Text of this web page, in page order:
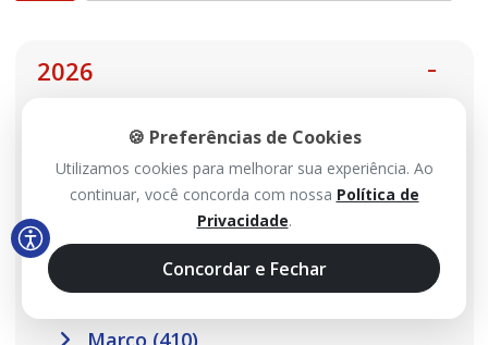
2026
Agosto (114)
Julho (467)
Maio (517)
Abril (457)
Março (410)
🍪 Preferências de Cookies
Utilizamos cookies para melhorar sua experiência. Ao
continuar, você concorda com nossa Política de
Privacidade.
Concordar e Fechar